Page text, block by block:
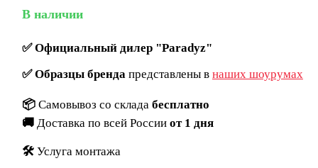
В наличии
✅Официальный дилер "Paradyz"
✅Образцы брендапредставлены в наших шоурумах
📦 Самовывоз со склада бесплатно
🚚 Доставка по всей России от 1 дня
🛠️ Услуга монтажа